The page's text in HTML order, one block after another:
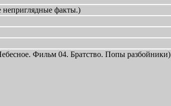
факты.)
Фильм 04. Братство. Попы разбойники)